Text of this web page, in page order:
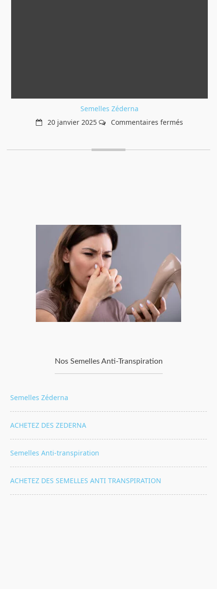
Semelles Zéderna
20 janvier 2025
Commentaires ferméssur
Zéderna
Nos Semelles Anti-Transpiration
Semelles Zéderna
ACHETEZ DES ZEDERNA
Semelles Anti-transpiration
ACHETEZ DES SEMELLES ANTI TRANSPIRATION